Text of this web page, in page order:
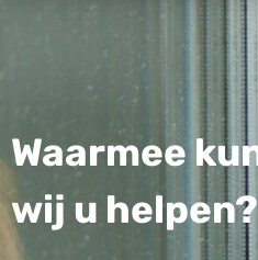
Waarmee
wij u helpen?